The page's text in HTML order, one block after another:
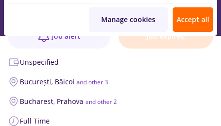
SC GRAL MEDICAL SRL 3 positions
Job alert Job expired
Unspecified
București, Băicoi and other 3
Bucharest, Prahova and other 2
Full Time
Manage cookies Accept all